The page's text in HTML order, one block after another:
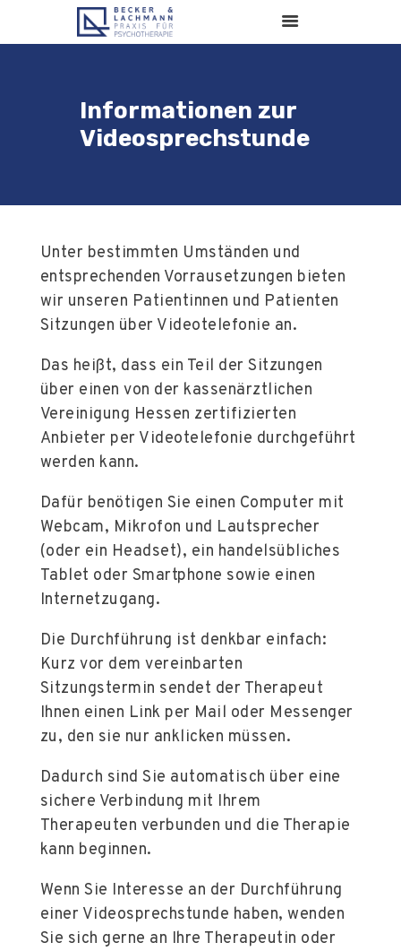
Informationen zur
Videosprechstunde
LEISTUNGEN
FÜR UNTERNEHMEN
KARRIERE
PRAXIS & TEAM
INFORMATIONEN
KONTAKT
Unter bestimmten Umständen und
entsprechenden Vorrausetzungen bieten
wir unseren Patientinnen und Patienten
Sitzungen über Videotelefonie an.
Das heißt, dass ein Teil der Sitzungen
über einen von der kassenärztlichen
Vereinigung Hessen zertifizierten
Anbieter per Videotelefonie durchgeführt
werden kann.
Dafür benötigen Sie einen Computer mit
Webcam, Mikrofon und Lautsprecher
(oder ein Headset), ein handelsübliches
Tablet oder Smartphone sowie einen
Internetzugang.
Die Durchführung ist denkbar einfach:
Kurz vor dem vereinbarten
Sitzungstermin sendet der Therapeut
Ihnen einen Link per Mail oder Messenger
zu, den sie nur anklicken müssen.
Dadurch sind Sie automatisch über eine
sichere Verbindung mit Ihrem
Therapeuten verbunden und die Therapie
kann beginnen.
Wenn Sie Interesse an der Durchführung
einer Videosprechstunde haben, wenden
Sie sich gerne an Ihre Therapeutin oder